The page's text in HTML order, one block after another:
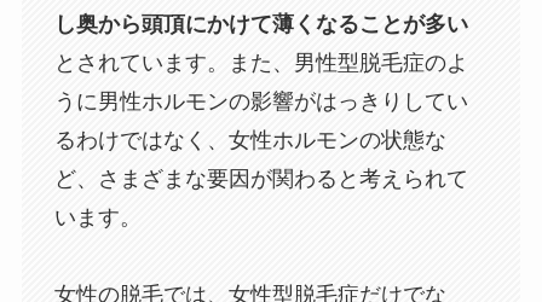
し奥から頭頂にかけて薄くなることが多い
とされています。また、男性型脱毛症のよ
うに男性ホルモンの影響がはっきりしてい
るわけではなく、女性ホルモンの状態な
ど、さまざまな要因が関わると考えられて
います。
女性の脱毛では、女性型脱毛症だけでな